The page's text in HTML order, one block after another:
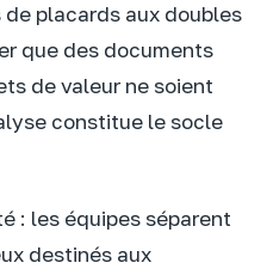
placards aux doubles
que des documents
de valeur ne soient
constitue le socle
: les équipes séparent
destinés aux